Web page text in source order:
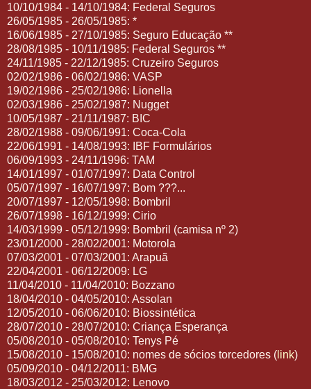
10/10/1984 - 14/10/1984: Federal Seguros
26/05/1985 - 26/05/1985: *
16/06/1985 - 27/10/1985: Seguro Educação **
28/08/1985 - 10/11/1985: Federal Seguros **
24/11/1985 - 22/12/1985: Cruzeiro Seguros
02/02/1986 - 06/02/1986: VASP
19/02/1986 - 25/02/1986: Lionella
02/03/1986 - 25/02/1987: Nugget
10/05/1987 - 21/11/1987: BIC
28/02/1988 - 09/06/1991: Coca-Cola
22/06/1991 - 14/08/1993: IBF Formulários
06/09/1993 - 24/11/1996: TAM
14/01/1997 - 01/07/1997: Data Control
05/07/1997 - 16/07/1997: Bom ???...
20/07/1997 - 12/05/1998: Bombril
26/07/1998 - 16/12/1999: Cirio
14/03/1999 - 05/12/1999: Bombril (camisa nº 2)
23/01/2000 - 28/02/2001: Motorola
07/03/2001 - 07/03/2001: Arapuã
22/04/2001 - 06/12/2009: LG
11/04/2010 - 11/04/2010: Bozzano
18/04/2010 - 04/05/2010: Assolan
12/05/2010 - 06/06/2010: Biossintética
28/07/2010 - 28/07/2010: Criança Esperança
05/08/2010 - 05/08/2010: Tenys Pé
15/08/2010 - 15/08/2010: nomes de sócios torcedores ( link)
05/09/2010 - 04/12/2011: BMG
18/03/2012 - 25/03/2012: Lenovo